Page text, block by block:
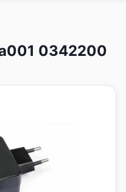
0342200